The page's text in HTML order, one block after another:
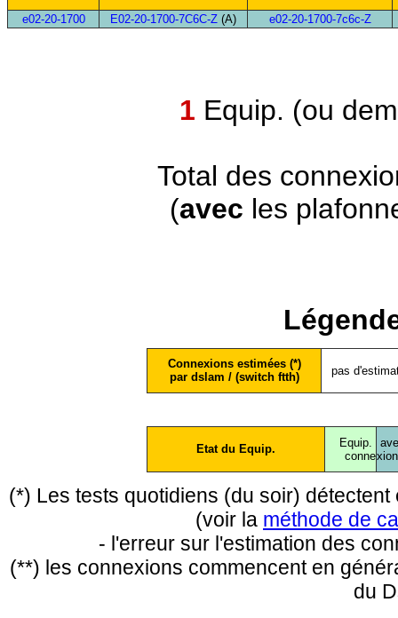
e02-20-1700 E02-20-1700-7C6C-Z (A) e02-20-1700-7c6c-Z
1 Equip. (ou
Total des
(avec les
Connexions estimées (*)
par dslam / (switch ftth)
pas
Etat du Equip.
Equip.
conne
(*) Les tests quotidiens (du soir)
(voir la méthode de
- l'erreur sur l'estimation des
(**) les connexions commencent en
du